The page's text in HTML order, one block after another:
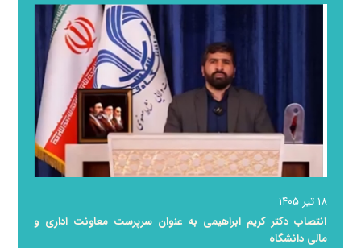
انتقالی به دانشگاه دیگر
۱۸ تیر ۱۴۰۵
انتصاب دکتر کریم ابراهیمی به عنوان سرپرست معاونت اداری و
مالی دانشگاه